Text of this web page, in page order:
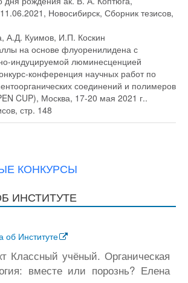
Новосибирск, Сборник тезисов,
А.Д. Куимов, И.П. Коскин
на основе флуоренилидена с
индуцируемой люминесценцией
конференция научных работ по
соединений и полимеров
CUP), Москва, 17-20 мая 2021 г..
стр. 148
КОНКУРСЫ
ИНСТИТУТЕ
об Институте
Классный учёный. Органическая
вместе или порознь? Елена